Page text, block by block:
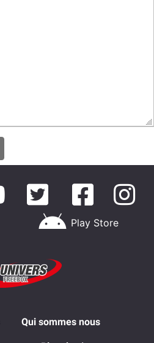
Play Store
Qui sommes nous